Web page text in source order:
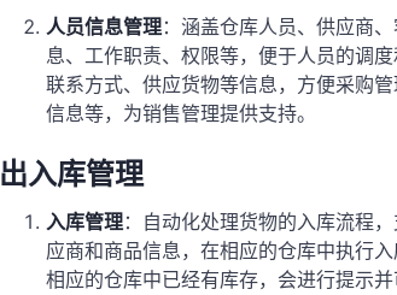
人员信息管理：涵盖仓库人员、供应商
息、工作职责、权限等，便于人员的调
联系方式、供应货物等信息，方便采购
信息等，为销售管理提供支持。
出入库管理
入库管理：自动化处理货物的入库流程
应商和商品信息，在相应的仓库中执行
相应的仓库中已经有库存，会进行提示